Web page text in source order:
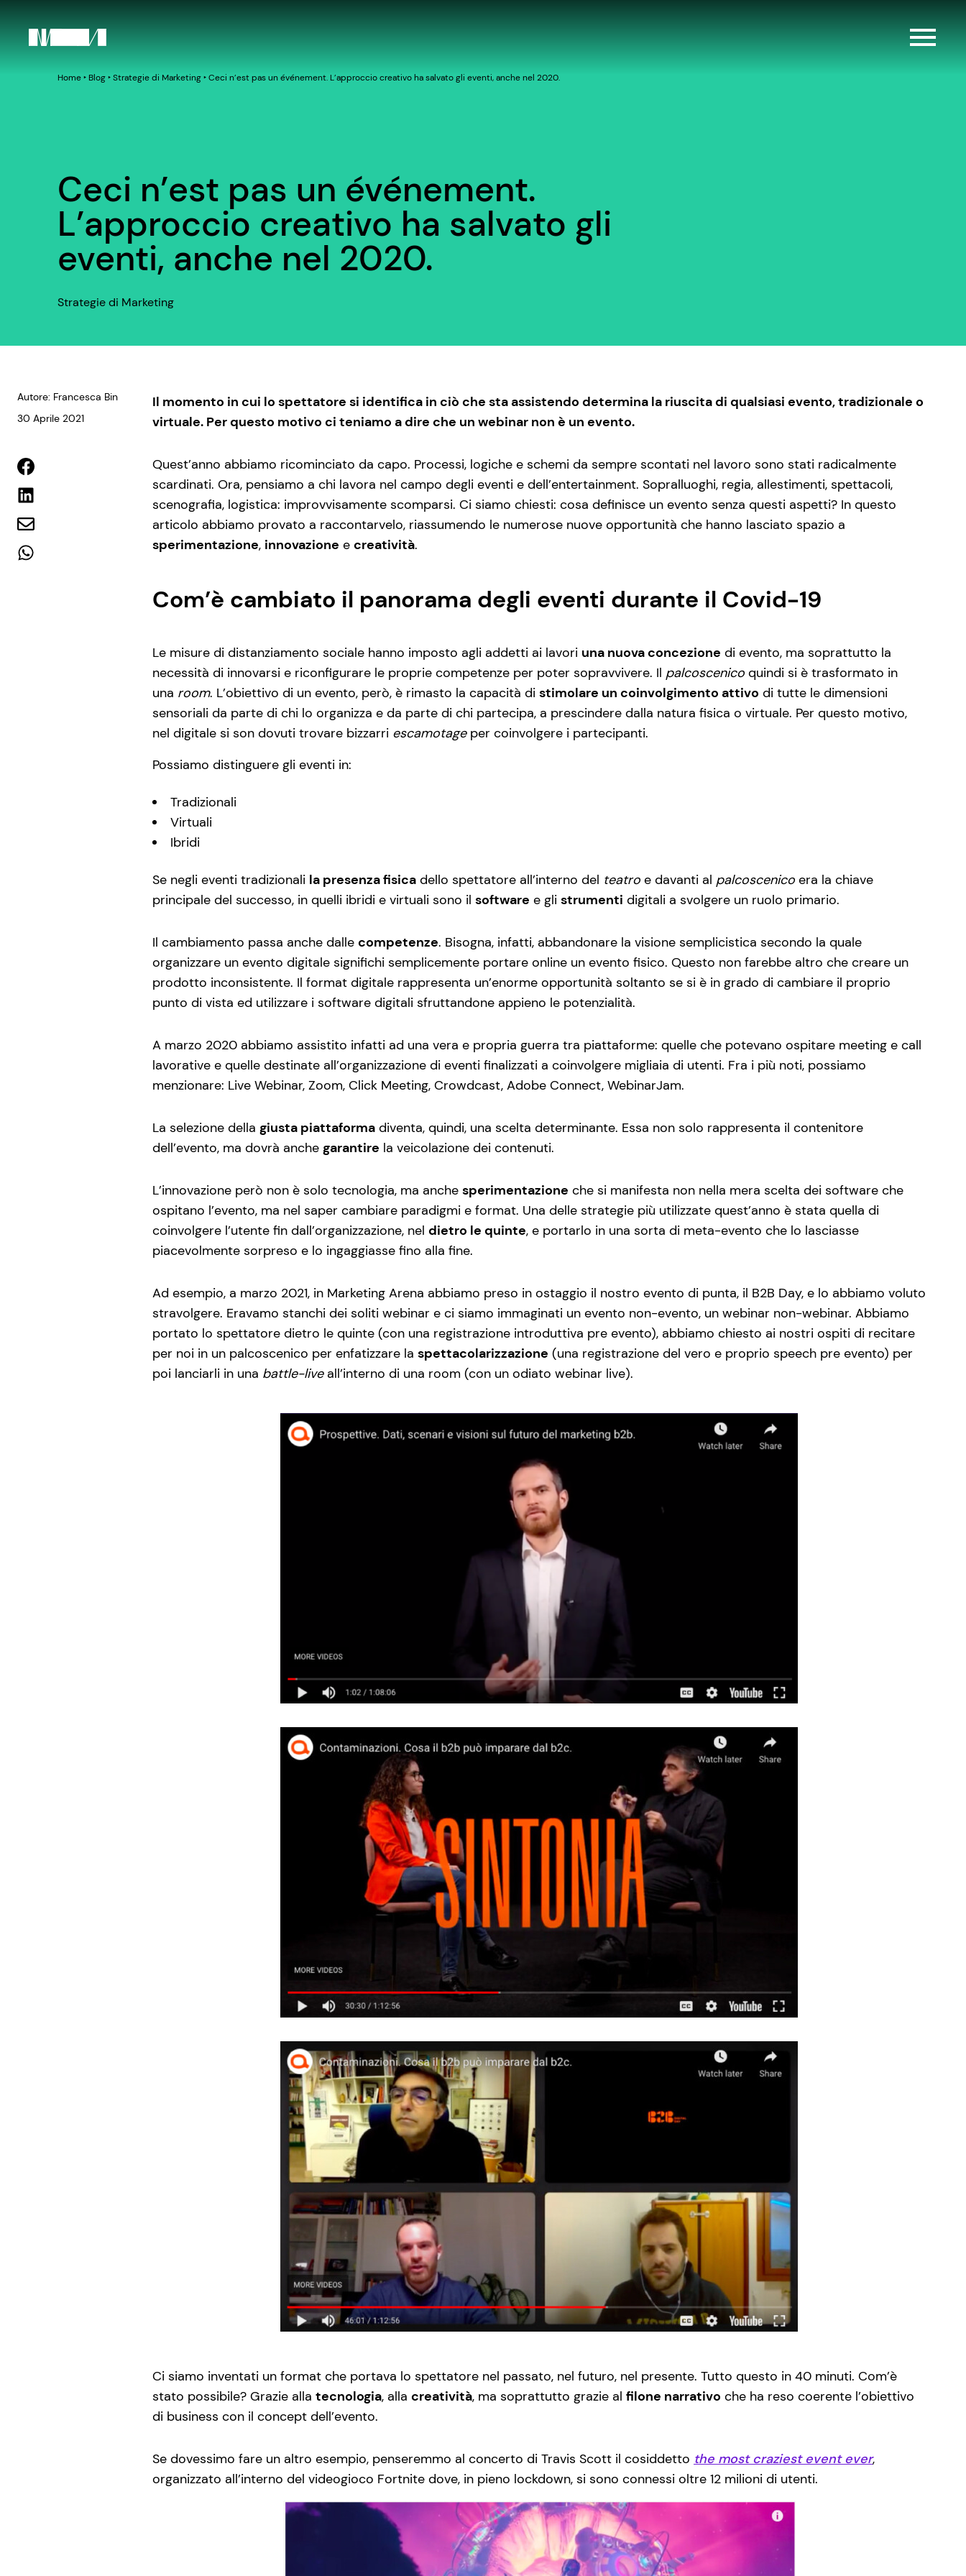
Home‣ Blog‣Strategie di Marketing‣Ceci n’est pas un événement. L’approccio creativo ha salvato gli eventi, anche nel 2020.
Ceci n’est pas un événement.
L’approccio creativo ha salvato gli
eventi, anche nel 2020.
Strategie di Marketing
Autore: Francesca Bin
30 Aprile 2021
Il momento in cui lo spettatore si identifica in ciò che sta assistendo determina la riuscita di qualsiasi evento, tradizionale o
virtuale. Per questo motivo ci teniamo a dire che un webinar non è un evento.
Quest’anno abbiamo ricominciato da capo. Processi, logiche e schemi da sempre scontati nel lavoro sono stati radicalmente
scardinati. Ora, pensiamo a chi lavora nel campo degli eventi e dell’entertainment. Sopralluoghi, regia, allestimenti, spettacoli,
scenografia, logistica: improvvisamente scomparsi. Ci siamo chiesti: cosa definisce un evento senza questi aspetti? In questo
articolo abbiamo provato a raccontarvelo, riassumendo le numerose nuove opportunità che hanno lasciato spazio a
sperimentazione, innovazione e creatività.
Com’è cambiato il panorama degli eventi durante il Covid-19
Le misure di distanziamento sociale hanno imposto agli addetti ai lavori una nuova concezione di evento, ma soprattutto la
necessità di innovarsi e riconfigurare le proprie competenze per poter sopravvivere. Il palcoscenico quindi si è trasformato in
una room. L’obiettivo di un evento, però, è rimasto la capacità di stimolare un coinvolgimento attivo di tutte le dimensioni
sensoriali da parte di chi lo organizza e da parte di chi partecipa, a prescindere dalla natura fisica o virtuale. Per questo motivo,
nel digitale si son dovuti trovare bizzarri escamotageper coinvolgere i partecipanti.
Possiamo distinguere gli eventi in:
Tradizionali
Virtuali
Ibridi
Se negli eventi tradizionali la presenza fisica dello spettatore all’interno del teatro e davanti al palcoscenico era la chiave
principale del successo, in quelli ibridi e virtuali sono il software e gli strumenti digitali a svolgere un ruolo primario.
Il cambiamento passa anche dalle competenze. Bisogna, infatti, abbandonare la visione semplicistica secondo la quale
organizzare un evento digitale significhi semplicemente portare online un evento fisico. Questo non farebbe altro che creare un
prodotto inconsistente. Il format digitale rappresenta un’enorme opportunità soltanto se si è in grado di cambiare il proprio
punto di vista ed utilizzare i software digitali sfruttandone appieno le potenzialità.
A marzo 2020 abbiamo assistito infatti ad una vera e propria guerra tra piattaforme: quelle che potevano ospitare meeting e call
lavorative e quelle destinate all’organizzazione di eventi finalizzati a coinvolgere migliaia di utenti. Fra i più noti, possiamo
menzionare: Live Webinar, Zoom, Click Meeting, Crowdcast, Adobe Connect, WebinarJam.
La selezione della giusta piattaforma diventa, quindi, una scelta determinante. Essa non solo rappresenta il contenitore
dell’evento, ma dovrà anche garantire la veicolazione dei contenuti.
L’innovazione però non è solo tecnologia, ma anche sperimentazione che si manifesta non nella mera scelta dei software che
ospitano l’evento, ma nel saper cambiare paradigmi e format. Una delle strategie più utilizzate quest’anno è stata quella di
coinvolgere l’utente fin dall’organizzazione, nel dietro le quinte, e portarlo in una sorta di meta-evento che lo lasciasse
piacevolmente sorpreso e lo ingaggiasse fino alla fine.
Ad esempio, a marzo 2021, in Marketing Arena abbiamo preso in ostaggio il nostro evento di punta, il B2B Day, e lo abbiamo voluto
stravolgere. Eravamo stanchi dei soliti webinar e ci siamo immaginati un evento non-evento, un webinar non-webinar. Abbiamo
portato lo spettatore dietro le quinte (con una registrazione introduttiva pre evento), abbiamo chiesto ai nostri ospiti di recitare
per noi in un palcoscenico per enfatizzare la spettacolarizzazione (una registrazione del vero e proprio speech pre evento) per
poi lanciarli in una battle-live all’interno di una room (con un odiato webinar live).
Ci siamo inventati un format che portava lo spettatore nel passato, nel futuro, nel presente. Tutto questo in 40 minuti. Com’è
stato possibile? Grazie alla tecnologia, alla creatività, ma soprattutto grazie al filone narrativo che ha reso coerente l’obiettivo
di business con il concept dell’evento.
Se dovessimo fare un altro esempio, penseremmo al concerto di Travis Scott il cosiddetto the most craziest event ever,
organizzato all’interno del videogioco Fortnite dove, in pieno lockdown, si sono connessi oltre 12 milioni di utenti.